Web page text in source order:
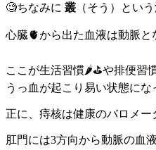
🧐ちなみに 叢 （そう）とい
心臓🫀から出た血液は動脈
ここが生活習慣🌶️⛳️や排便習
うっ血が起こり易い状態に
正に、痔核は健康のバロメー
肛門には3方向から動脈の血